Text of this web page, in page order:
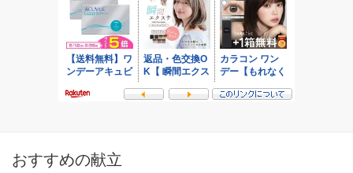
おすすめの献立